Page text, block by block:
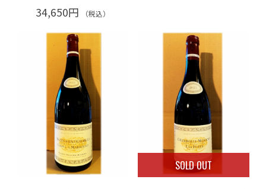
34,650円 （税込）
SOLD OUT